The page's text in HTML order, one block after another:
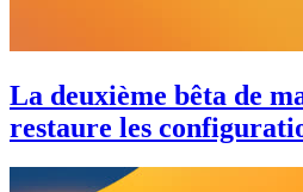
La deuxième bêta de
restaure les